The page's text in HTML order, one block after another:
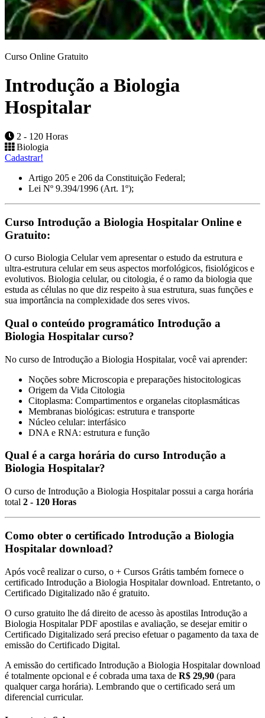
Curso Online Gratuito
Introdução a Biologia
Hospitalar
2 - 120 Horas
Biologia
Cadastrar!
Artigo 205 e 206 da Constituição Federal;
Lei Nº 9.394/1996 (Art. 1º);
Curso Introdução a Biologia Hospitalar Online e
Gratuito:
O curso Biologia Celular vem apresentar o estudo da estrutura e
ultra-estrutura celular em seus aspectos morfológicos, fisiológicos e
evolutivos. Biologia celular, ou citologia, é o ramo da biologia que
estuda as células no que diz respeito à sua estrutura, suas funções e
sua importância na complexidade dos seres vivos.
Qual o conteúdo programático Introdução a
Biologia Hospitalar curso?
No curso de Introdução a Biologia Hospitalar, você vai aprender:
Noções sobre Microscopia e preparações histocitologicas
Origem da Vida Citologia
Citoplasma: Compartimentos e organelas citoplasmáticas
Membranas biológicas: estrutura e transporte
Núcleo celular: interfásico
DNA e RNA: estrutura e função
Qual é a carga horária do curso Introdução a
Biologia Hospitalar?
O curso de Introdução a Biologia Hospitalar possui a carga horária
total 2 - 120 Horas
Como obter o certificado Introdução a Biologia
Hospitalar download?
Após você realizar o curso, o + Cursos Grátis também fornece o
certificado Introdução a Biologia Hospitalar download. Entretanto, o
Certificado Digitalizado não é gratuito.
O curso gratuito lhe dá direito de acesso às apostilas Introdução a
Biologia Hospitalar PDF apostilas e avaliação, se desejar emitir o
Certificado Digitalizado será preciso efetuar o pagamento da taxa de
emissão do Certificado Digital.
A emissão do certificado Introdução a Biologia Hospitalar download
é totalmente opcional e é cobrada uma taxa de R$ 29,90 (para
qualquer carga horária). Lembrando que o certificado será um
diferencial curricular.